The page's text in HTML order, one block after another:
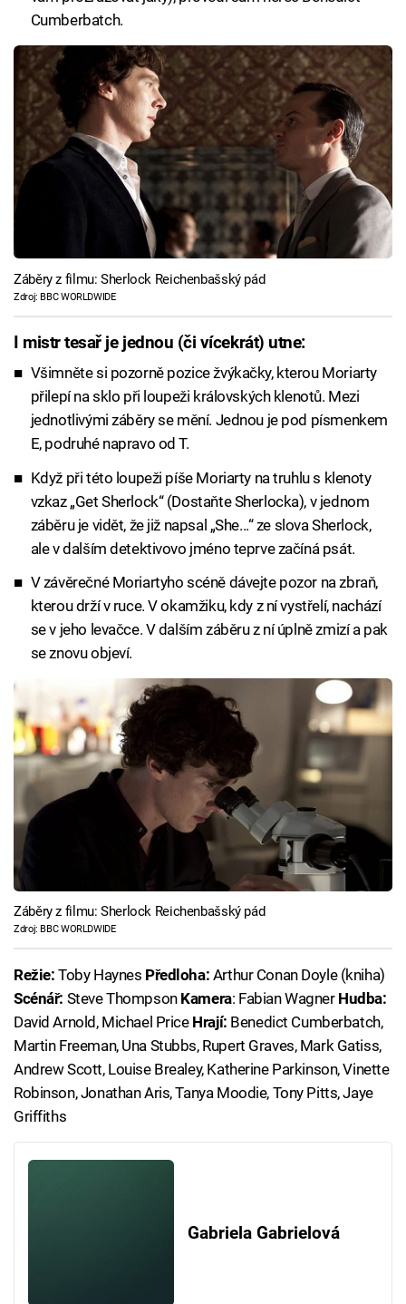
Cumberbatch.
Záběry z filmu: Sherlock Reichenbašský pád
Zdroj: BBC WORLDWIDE
I mistr tesař je jednou (či vícekrát) utne:
Všimněte si pozorně pozice žvýkačky, kterou Moriarty
přilepí na sklo při loupeži královských klenotů. Mezi
jednotlivými záběry se mění. Jednou je pod písmenkem
E, podruhé napravo od T.
Když při této loupeži píše Moriarty na truhlu s klenoty
vzkaz „Get Sherlock“ (Dostaňte Sherlocka), v jednom
záběru je vidět, že již napsal „She...“ ze slova Sherlock,
ale v dalším detektivovo jméno teprve začíná psát.
V závěrečné Moriartyho scéně dávejte pozor na zbraň,
kterou drží v ruce. V okamžiku, kdy z ní vystřelí, nachází
se v jeho levačce. V dalším záběru z ní úplně zmizí a pak
se znovu objeví.
Záběry z filmu: Sherlock Reichenbašský pád
Zdroj: BBC WORLDWIDE
Režie: Toby Haynes Předloha: Arthur Conan Doyle (kniha)
Scénář: Steve Thompson Kamera: Fabian Wagner Hudba:
David Arnold, Michael Price Hrají: Benedict Cumberbatch,
Martin Freeman, Una Stubbs, Rupert Graves, Mark Gatiss,
Andrew Scott, Louise Brealey, Katherine Parkinson, Vinette
Robinson, Jonathan Aris, Tanya Moodie, Tony Pitts, Jaye
Griffiths
Gabriela Gabrielová